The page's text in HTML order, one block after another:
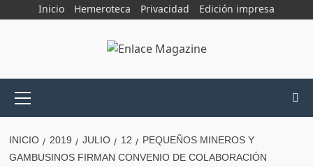
Inicio Hemeroteca Privacidad Edición impresa
principal
INICIO 2019 JULIO 12
PEQUEÑOS MINEROS Y
GAMBUSINOS FIRMAN CONVENIO DE COLABORACIÓN